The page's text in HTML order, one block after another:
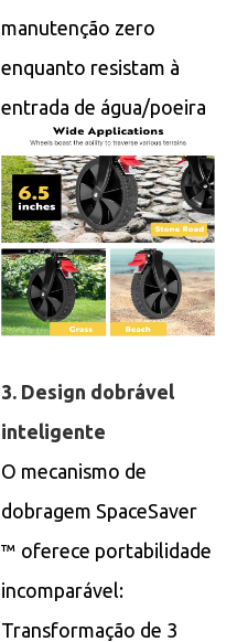
manutenção zero
enquanto resistam à
entrada de água/poeira
3. Design dobrável
inteligente
O mecanismo de
dobragem SpaceSaver
™ oferece portabilidade
incomparável:
Transformação de 3